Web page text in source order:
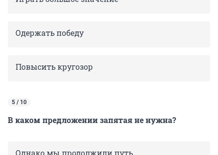
Одержать победу
Повысить кругозор
5 / 10
В каком предложении запятая не нужна?
Однако мы продолжили путь